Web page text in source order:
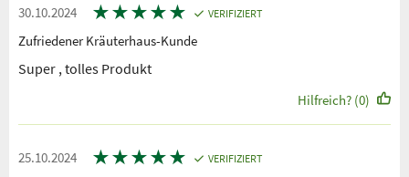
30.10.2024 ★★★★★ VERIFIZIERT
Zufriedener Kräuterhaus-Kunde
Super , tolles Produkt
Hilfreich? (0)
25.10.2024 ★★★★★ VERIFIZIERT